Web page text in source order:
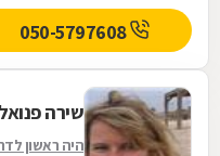
050-5797608
שירה
היה ראשון